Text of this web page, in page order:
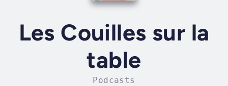
Les Couilles sur la
table
Podcasts